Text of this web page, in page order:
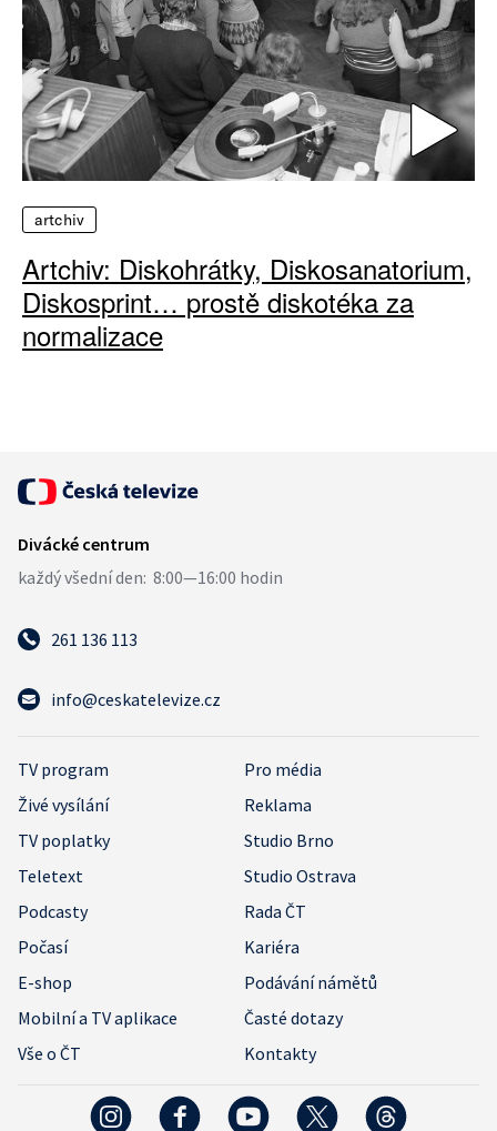
artchiv
Artchiv: Diskohrátky, Diskosanatorium,
Diskosprint… prostě diskotéka za
normalizace
261 136 113
info@ceskatelevize.cz
TV program
Pro média
Živé vysílání
Reklama
TV poplatky
Studio Brno
Teletext
Studio Ostrava
Podcasty
Rada ČT
Počasí
Kariéra
E-shop
Podávání námětů
Mobilní a TV aplikace
Časté dotazy
Vše o ČT
Kontakty